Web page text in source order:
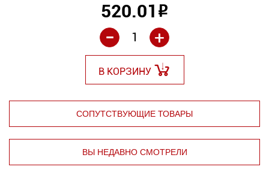
520.01 Р
+
-
В КОРЗИНУ
СОПУТСТВУЮЩИЕ ТОВАРЫ
ВЫ НЕДАВНО СМОТРЕЛИ